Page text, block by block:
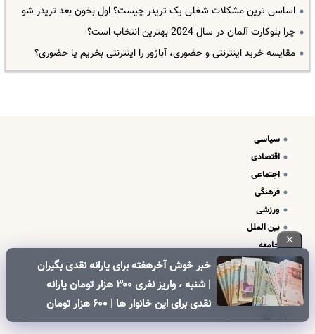
اساسی ترین مشکلات شغلی یک تریدر چیست؟ اول بخون بعد تریدر شو
چرا بلوکارت آلمان در سال 2024 بهترین انتخاب است؟
مقایسه خرید اینترنتی و حضوری، آباژور را اینترنتی بخریم یا حضوری؟
خبر خوش آخرهفته برای یارانه نقدی بگیران
| شنبه ، واریز نفری ۳۰۰ هزار تومان یارانه
نقدی برای این خانوار ها | ۶۰۰ هزار تومان
کالابرگ برای خانوارهای دارای فرزند
سیاسی
اقتصادی
اجتماعی
فرهنگی
ورزشی
بین الملل
جامعه
علم و فناوری
درباره ما
تبلیغات و تماس با ما